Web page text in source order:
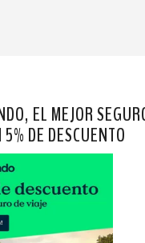
EL MEJOR
DE DESCUENTO